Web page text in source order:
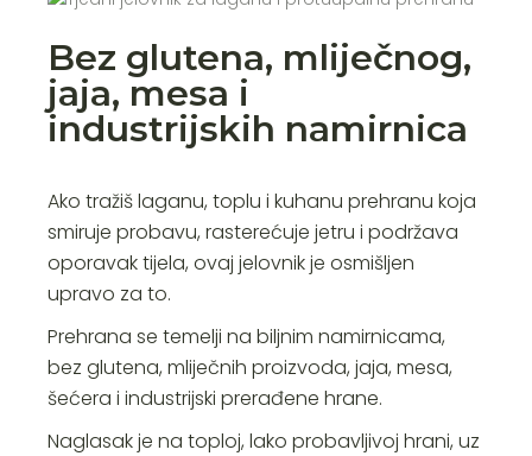
Bez glutena, mliječnog,
jaja, mesa i
industrijskih namirnica
Ako tražiš laganu, toplu i kuhanu prehranu koja
smiruje probavu, rasterećuje jetru i podržava
oporavak tijela, ovaj jelovnik je osmišljen
upravo za to.
Prehrana se temelji na biljnim namirnicama,
bez glutena, mliječnih proizvoda, jaja, mesa,
šećera i industrijski prerađene hrane.
Naglasak je na toploj, lako probavljivoj hrani, uz